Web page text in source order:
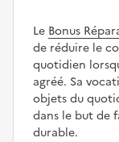
Le Bonus
de réduire le
quotidien
agréé. Sa
objets du
dans le but de
durable.